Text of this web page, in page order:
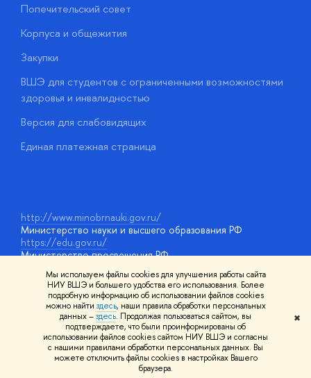
Мы используем файлы cookies для улучшения работы сайта
НИУ ВШЭ и большего удобства его использования. Более
подробную информацию об использовании файлов cookies
можно найти здесь, наши правила обработки персональных
данных –здесь. Продолжая пользоваться сайтом, вы
подтверждаете, что были проинформированы об
использовании файлов cookies сайтом НИУ ВШЭ и согласны
с нашими правилами обработки персональных данных. Вы
можете отключить файлы cookies в настройках Вашего
браузера.
✖
Попечительский совет
Корпуса и общежития
Закупки
ВШЭ для студентов с ограниченными возможностями
здоровья и инвалидностью
Версия для слабовидящих
Единая платежная страница
http://www.minobrnauki.gov.ru/
Министерство науки и высшего образования РФ
https://edu.gov.ru/
Министерство просвещения РФ
Массовые открытые онлайн-курсы
© НИУ ВШЭ 1993–2026 Адреса и контактыУсловия
использования материалов Политика конфиденциальности
Шрифты HSE Sans и HSE Slab разработаны вШколе дизайна НИУ